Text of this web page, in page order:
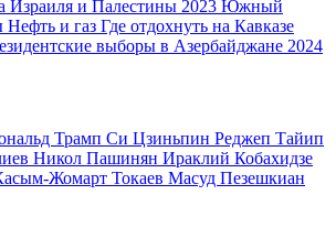
Израиля и Палестины 2023 Южный
Нефть и газ Где отдохнуть на Кавказе
выборы в Азербайджане 2024
Трамп Си Цзиньпин Реджеп Тайип
Никол Пашинян Ираклий Кобахидзе
Жомарт Токаев Масуд Пезешкиан